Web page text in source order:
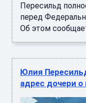
Пересильд
перед
Об этом
Юлия
адрес дочери